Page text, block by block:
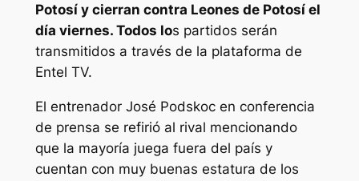
Potosí y cierran contra Leones de Potosí el
día viernes. Todos los partidos serán
transmitidos a través de la plataforma de
Entel TV.
El entrenador José Podskoc en conferencia
de prensa se refirió al rival mencionando
que la mayoría juega fuera del país y
cuentan con muy buenas estatura de los